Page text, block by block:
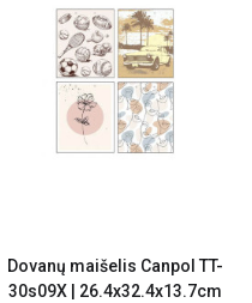
Dovanų maišelis Canpol TT-
30s09X | 26.4x32.4x13.7cm